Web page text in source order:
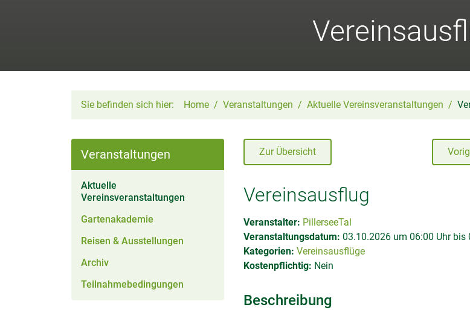
Sie befinden sich hier: Home Veranstaltungen Aktuelle Vereinsveranstaltungen
Veranstaltungen
Aktuelle
Vereinsveranstaltungen
Gartenakademie
Reisen & Ausstellungen
Archiv
Teilnahmebedingungen
Zur Übersicht
Vereinsausflug
Veranstalter: PillerseeTal
Veranstaltungsdatum: 03.10.2026 um 06:00 Uhr bis
Kategorien: Vereinsausflüge
Kostenpflichtig: Nein
Beschreibung